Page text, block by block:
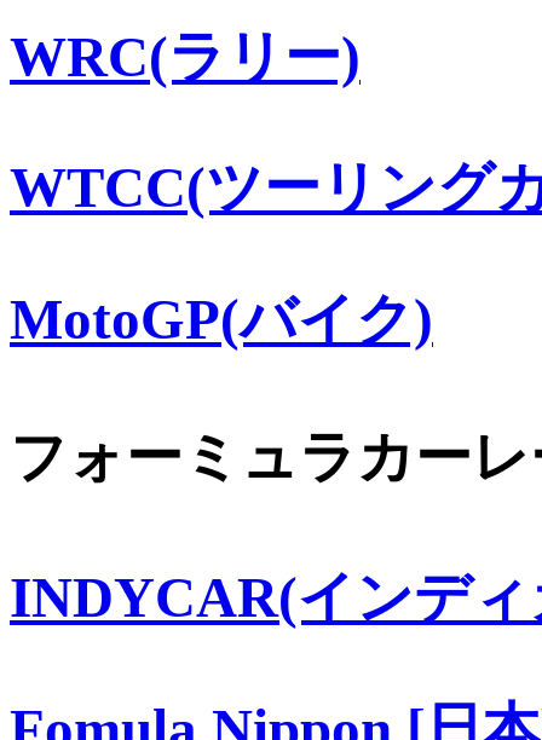
WRC(ラリー)
WTCC(ツーリング
MotoGP(バイク)
フォーミュラカー
INDYCAR(インデ